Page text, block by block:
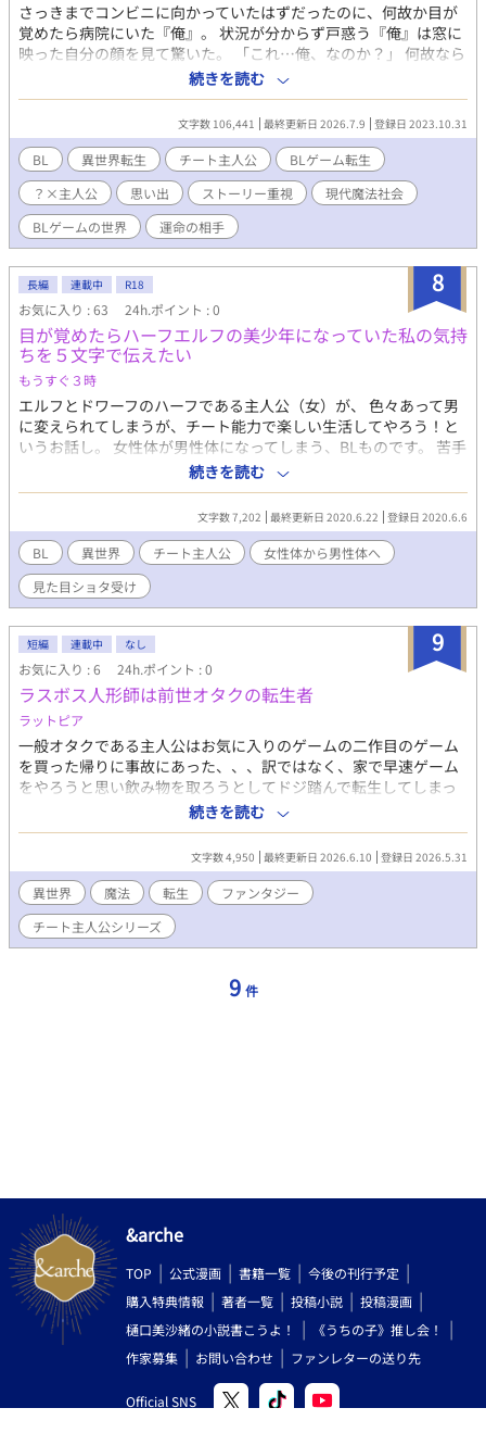
さっきまでコンビニに向かっていたはずだったのに、何故か目が
覚めたら病院にいた『俺』。 状況が分からず戸惑う『俺』は窓に
映った自分の顔を見て驚いた。 「これ…俺、なのか？」 何故なら
そこには、恐ろしく整った顔立ちの男が映っていたのだから。
《これは、現代魔法社会系BLゲームの主人公『石留 椿【いしどめ
つばき】(16)』に転生しちゃった元平凡男子(享年18)が攻略対象
たちと出会い、様々なイベントを経て『運命の相手』を見つける
までの物語である──。》 ※本作は、最後まで【攻め】が分から
ない、異色のBLゲーム転生ファンタジーです！ ※一体誰が椿の
（尻と）心を射止めるのか？ ※ぜひ作中のヒントを頼りに、誰が
本命か予想しながら楽しんでみてください！
──────────── ～お知らせ～ ※第3話を少し修正しま
た。 ※第11話を少し修正しました。 ※第19話を少し修正しまし
た。 ※第22話を少し修正しました。 ※第24話を少し修正しまし
た。 ※第25話を少し修正しました。 ※第26話を少し修正しまし
た。 ※第30話を少し修正しました。 ※第31話を少し修正しまし
た。 ※第32話を少し修正しました。 ※第33話を少し修正しまし
た。 ※第35話を少し修正しました。 ────────────
※感想(一言だけでも構いません！)、いいね、お気に入り、近況
ボードへのコメント、大歓迎です！！ ※表紙絵は作者が生成AIで
試しに作ってみたものです。
続きを読む
文字数 106,441 最終更新日 2026.7.9 登録日 2023.10.31
BL 異世界転生 チート主人公
BLゲーム転生
？×主人公
思い出 ストーリー重視
現代魔法社会
BLゲームの世界
運命の相手
8
長編 連載中 R18
お気に入り : 63 24h.ポイント : 0
目が覚めたらハーフエルフの美少年になっていた私の気持
ちを５文字で伝えたい
もうすぐ３時
エルフとドワーフのハーフである主人公（女）が、 色々あって男
に変えられてしまうが、チート能力で楽しい生活してやろう！と
いうお話し。 女性体が男性体になってしまう、BLものです。 苦手
な方はご注意下さい。 第一部は、主人公が旅立つまでの話なの
で、説明が多いです。 ※第二部は気長に待っていて頂ければと思
続きを読む
文字数 7,202 最終更新日 2020.6.22 登録日 2020.6.6
BL 異世界 チート主人公
女性体から男性体へ
見た目ショタ受け
9
短編 連載中 なし
お気に入り : 6 24h.ポイント : 0
ラスボス人形師は前世オタクの転生者
ラットピア
一般オタクである主人公はお気に入りのゲームの二作目のゲーム
を買った帰りに事故にあった、、、訳ではなく、家で早速ゲーム
をやろうと思い飲み物を取ろうとしてドジ踏んで転生してしまっ
た。 そして自身が今まさにプレイしようとしていたゲームの一作
目の悪役『レイシアス・ドーディリア』に転生した。 どのルート
でも死亡してしまう悪役になってしまった主人公どうにかラスボ
スになんない様に試行錯誤するがさまざまなハプニングが続
き、、、。 「え、どゆこと？」 「は！？500年前！？」 【チート
主人公シリーズ】！第一章《人形師の魔王 マルバス》編 開
幕！！！ 作者のラットピアです。異世界もの、いいですよね。週
一投稿できたらいいなと思ってます。 ちなみに現時点で第六章あ
続きを読む
文字数 4,950 最終更新日 2026.6.10 登録日 2026.5.31
異世界 魔法 転生
ファンタジー
チート主人公シリーズ
9 件
&arche
TOP 公式漫画 書籍一覧
今後の刊行予定
購入特典情報
著者一覧 投稿小説
投稿漫画
樋口美沙緒の小説書こうよ！
《うちの子》推し会！
作家募集
お問い合わせ ファンレターの送り先
Official SNS